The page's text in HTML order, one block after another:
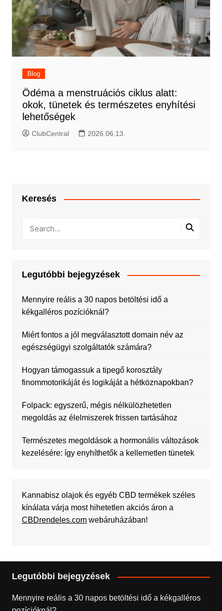
Blog
Ödéma a menstruációs ciklus alatt:
okok, tünetek és természetes enyhítési
lehetőségek
ClubCentral 2026.06.13.
Keresés
Legutóbbi bejegyzések
Mennyire reális a 30 napos betöltési idő a
kékgalléros pozícióknál?
Miért fontos a jól megválasztott domain név az
egészségügyi szolgáltatók számára?
Hogyan támogassuk a tipegő korosztály
finommotorikáját és logikáját a hétköznapokban?
Folpack: egyszerű, mégis nélkülözhetetlen
megoldás az élelmiszerek frissen tartásához
Természetes megoldások a hormonális változások
kezelésére: így enyhíthetők a kellemetlen tünetek
Kannabisz olajok és egyéb CBD termékek széles
kínálata várja most hihetetlen akciós áron a
CBDrendeles.comwebáruházában!
Legutóbbi bejegyzések
Mennyire reális a 30 napos betöltési idő a kékgalléros